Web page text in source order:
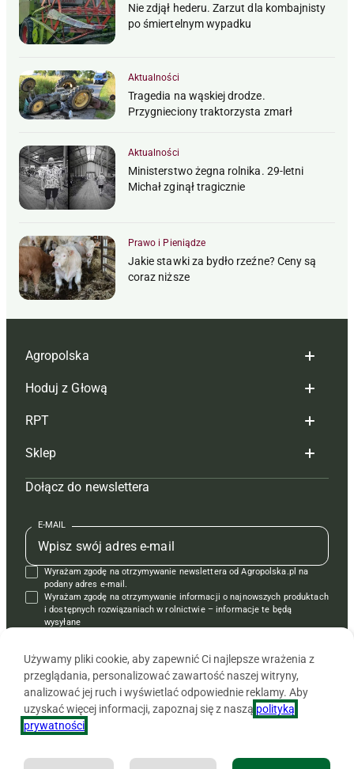
Nie zdjął hederu. Zarzut dla kombajnisty
po śmiertelnym wypadku
Aktualności
Tragedia na wąskiej drodze.
Przygnieciony traktorzysta zmarł
Aktualności
Ministerstwo żegna rolnika. 29-letni
Michał zginął tragicznie
Prawo i Pieniądze
Jakie stawki za bydło rzeźne? Ceny są
coraz niższe
Agropolska
Redakcja
Reklama
Tagi
Mapa serwisu
Kontakt
Regulamin
Polityka prywatności
Hoduj z Głową
Hoduj z głową bydło
Hoduj z głową świnie
Prenumerata
Redakcja
Kontakt
Reklama
RPT
Redakcja
Prenumerata
Reklama
Kontakt
Krzyżówki
Sklep
Czasopisma i prenumerata
Książki
Regulamin
Dołącz do newslettera
E-MAIL
Wyrażam zgodę na otrzymywanie newslettera od Agropolska.pl na
podany adres e-mail.
Wyrażam zgodę na otrzymywanie informacji o najnowszych produktach
i dostępnych rozwiązaniach w rolnictwie – informacje te będą
wysyłane
Używamy pliki cookie, aby zapewnić Ci najlepsze wrażenia z
przeglądania, personalizować zawartość naszej witryny,
analizować jej ruch i wyświetlać odpowiednie reklamy. Aby
uzyskać więcej informacji, zapoznaj się z naszą polityką
prywatności